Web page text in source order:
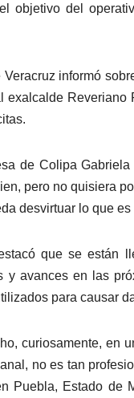
objetivo del
Veracruz informó
exalcalde
de Colipa
pero no quisiera
desvirtuar lo que es
que se están
y avances en las
para causar
curiosamente, en
no es tan
Puebla, Estado de